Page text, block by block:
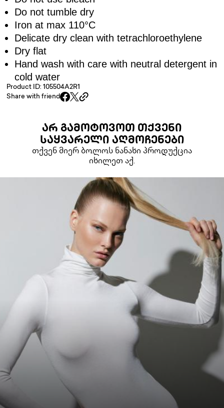
Do not tumble dry
Iron at max 110°C
Delicate dry clean with tetrachloroethylene
Dry flat
Hand wash with care with neutral detergent in
cold water
Product ID: 105504A2R1
Share with friend
ᲐᲠ ᲒᲐᲛᲝᲢᲝᲕᲝᲗ ᲗᲥᲕᲔᲜᲘ
ᲡᲐᲧᲕᲐᲠᲔᲚᲘ ᲐᲦᲛᲝᲩᲔᲜᲔᲑᲘ
თქვენ მიერ ბოლოს ნანახი პროდუქცია
იხილეთ აქ.